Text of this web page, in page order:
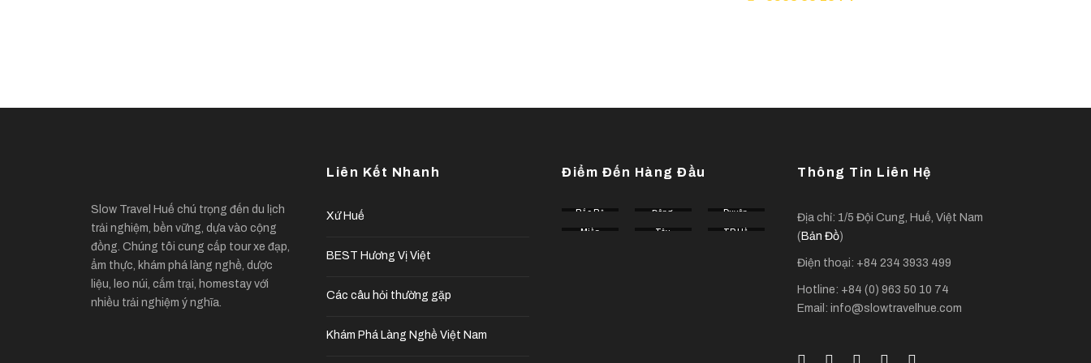
Slow Travel Huế chú trọng đến du lịch
trải nghiệm, bền vững, dựa vào cộng
đồng. Chúng tôi cung cấp tour xe đạp,
ẩm thực, khám phá làng nghề, dược
liệu, leo núi, cắm trại, homestay với
nhiều trải nghiệm ý nghĩa.
Liên Kết Nhanh
Xứ Huế
BEST Hương Vị Việt
Các câu hỏi thường gặp
Khám Phá Làng Nghề Việt Nam
Điểm Đến Hàng Đầu
Bắc Bộ
Đông
Bắc
Duyên
Miền
Tây
TP Hồ
Thông Tin Liên Hệ
Địa chỉ: 1/5 Đội Cung, Huế, Việt Nam
( Bản Đồ)
Điện thoại: +84 234 3933 499
Hotline: +84 (0) 963 50 10 74
Email: info@slowtravelhue.com